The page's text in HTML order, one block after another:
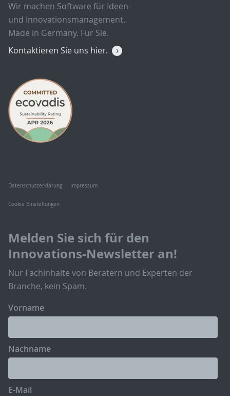
Wir machen Software für Ideen-
und Innovationsmanagement.
Made in Germany. Für Sie.
Kontaktieren Sie uns hier.
Datenschutzerklärung Impressum
Cookie Einstellungen
Melden Sie sich für den
Innovations-Newsletter an!
Nur Fachinhalte von Beratern und Experten der
Branche, kein Spam.
Vorname
Nachname
E-Mail